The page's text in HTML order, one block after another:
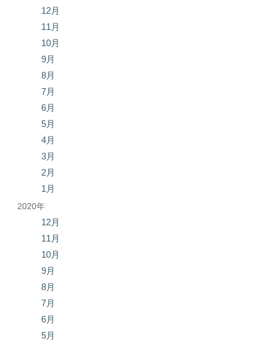
12月
11月
10月
9月
8月
7月
6月
5月
4月
3月
2月
1月
2020年
12月
11月
10月
9月
8月
7月
6月
5月